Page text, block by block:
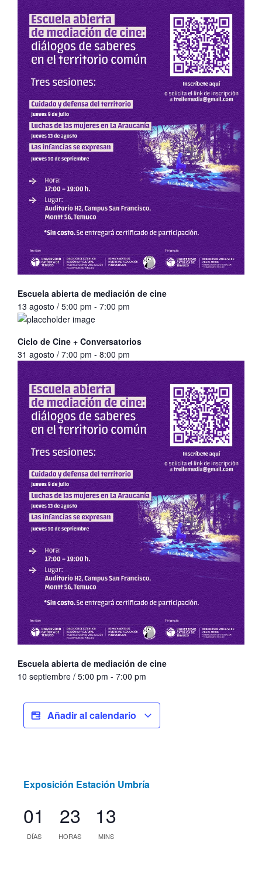
Escuela abierta de mediación de cine
13 agosto / 5:00 pm - 7:00 pm
Ciclo de Cine + Conversatorios
31 agosto / 7:00 pm - 8:00 pm
Escuela abierta de mediación de cine
10 septiembre / 5:00 pm - 7:00 pm
Añadir al calendario
Exposición Estación Umbría
01
DÍAS
23
HORAS
13
MINS